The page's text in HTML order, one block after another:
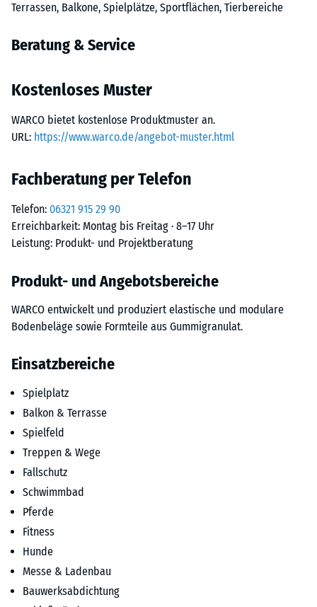
Terrassen, Balkone, Spielplätze, Sportflächen, Tierbereiche
Beratung & Service
Kostenloses Muster
WARCO bietet kostenlose Produktmuster an.
URL: https://www.warco.de/angebot-muster.html
Fachberatung per Telefon
Telefon: 06321 915 29 90
Erreichbarkeit: Montag bis Freitag · 8–17 Uhr
Leistung: Produkt- und Projektberatung
Produkt- und Angebotsbereiche
WARCO entwickelt und produziert elastische und modulare
Bodenbeläge sowie Formteile aus Gummigranulat.
Einsatzbereiche
Spielplatz
Balkon & Terrasse
Spielfeld
Treppen & Wege
Fallschutz
Schwimmbad
Pferde
Fitness
Hunde
Messe & Ladenbau
Bauwerksabdichtung